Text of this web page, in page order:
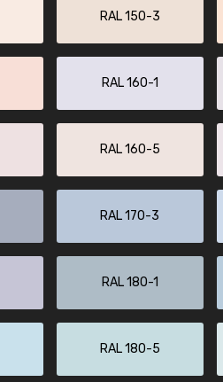
RAL 150-3
RAL 160-1
RAL 160-5
RAL 170-3
RAL 180-1
RAL 180-5